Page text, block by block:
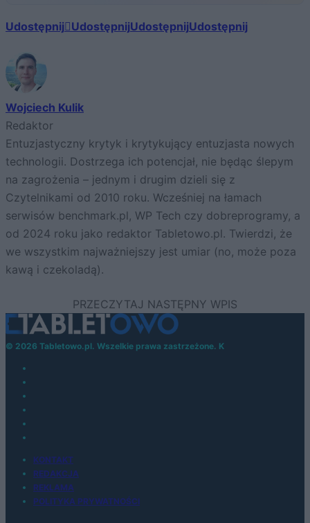
Udostępnij UdostępnijUdostępnijUdostępnij
Wojciech Kulik
Redaktor
Entuzjastyczny krytyk i krytykujący entuzjasta nowych
technologii. Dostrzega ich potencjał, nie będąc ślepym
na zagrożenia – jednym i drugim dzieli się z
Czytelnikami od 2010 roku. Wcześniej na łamach
serwisów benchmark.pl, WP Tech czy dobreprogramy, a
od 2024 roku jako redaktor Tabletowo.pl. Twierdzi, że
we wszystkim najważniejszy jest umiar (no, może poza
kawą i czekoladą).
© 2026 Tabletowo.pl. Wszelkie prawa zastrzeżone. K
KONTAKT
REDAKCJA
REKLAMA
POLITYKA PRYWATNOŚCI